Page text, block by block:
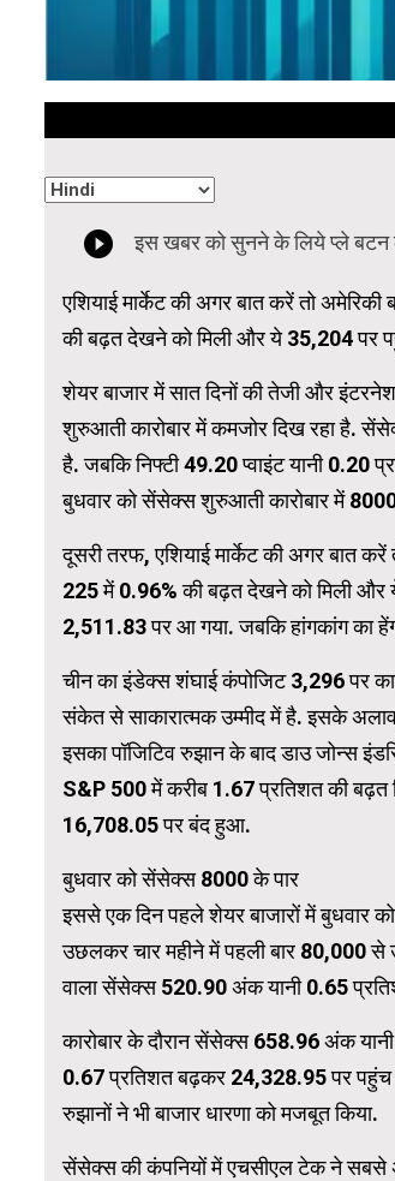
एशियाई मार्केट की अगर बात करें तो
की बढ़त देखने को मिली और ये 35,204 पर
शेयर बाजार में सात दिनों की तेजी और
शुरुआती कारोबार में कमजोर दिख रहा है.
है. जबकि निफ्टी 49.20 प्वाइंट यानी 0.20
बुधवार को सेंसेक्स शुरुआती कारोबार में
दूसरी तरफ, एशियाई मार्केट की अगर बात
225 में 0.96% की बढ़त देखने को मिली और
2,511.83 पर आ गया. जबकि हांगकांग का
चीन का इंडेक्स शंघाई कंपोजिट 3,296 पर
संकेत से साकारात्मक उम्मीद में है. इसके
इसका पॉजिटिव रुझान के बाद डाउ जोन्स
S&P 500 में करीब 1.67 प्रतिशत की
16,708.05 पर बंद हुआ.
बुधवार को सेंसेक्स 8000 के पार
इससे एक दिन पहले शेयर बाजारों में बुधवार
उछलकर चार महीने में पहली बार 80,000 से
वाला सेंसेक्स 520.90 अंक यानी 0.65
कारोबार के दौरान सेंसेक्स 658.96 अंक
0.67 प्रतिशत बढ़कर 24,328.95 पर पहुंच
रुझानों ने भी बाजार धारणा को मजबूत किया.
सेंसेक्स की कंपनियों में एचसीएल टेक ने सबसे